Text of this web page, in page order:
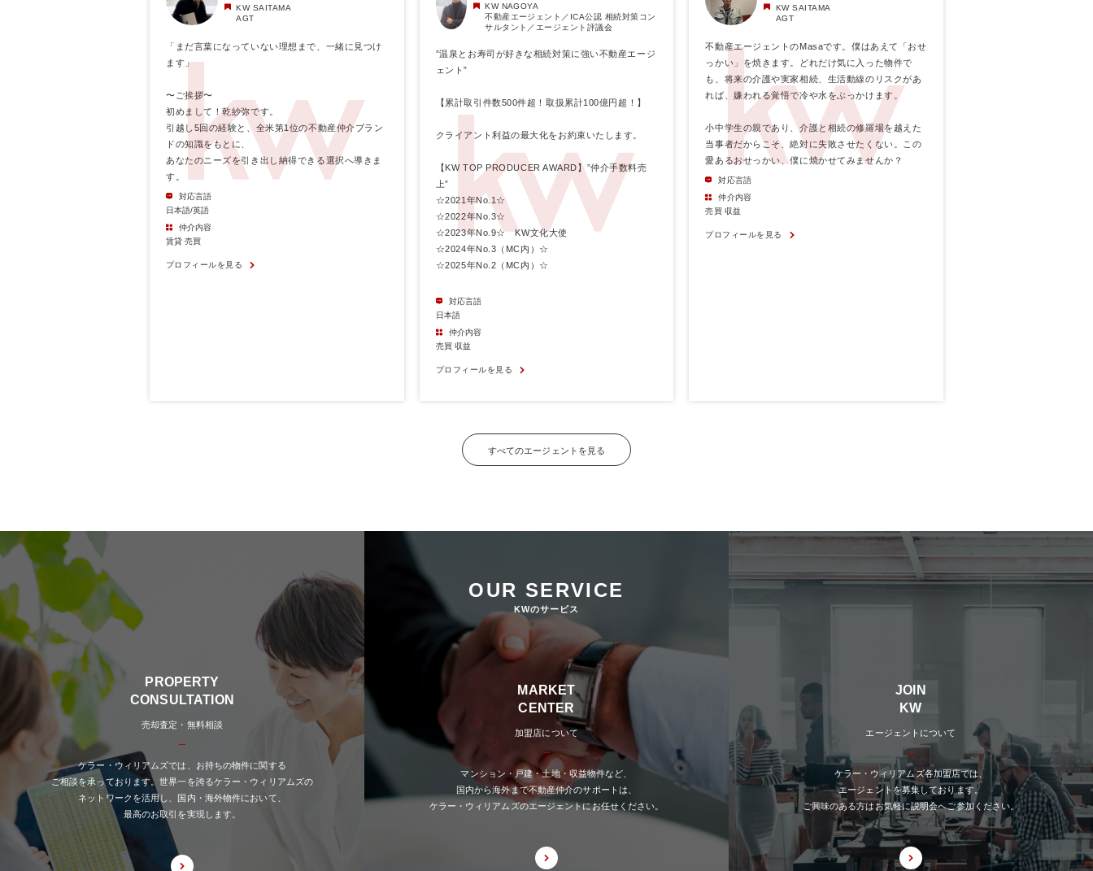
KW SAITAMA
AGT
「まだ言葉になっていない理想まで、一緒に見つけ
ます」
〜ご挨拶〜
初めまして！乾紗弥です。
引越し5回の経験と、全米第1位の不動産仲介ブラン
ドの知識をもとに、
あなたのニーズを引き出し納得できる選択へ導きま
す。
対応言語
日本語/英語
仲介内容
賃貸 売買
プロフィールを見る
KW NAGOYA
不動産エージェント／ICA公認 相続対策コン
サルタント／エージェント評議会
”温泉とお寿司が好きな相続対策に強い不動産エージ
ェント”
【累計取引件数500件超！取扱累計100億円超！】
クライアント利益の最大化をお約束いたします。
【KW TOP PRODUCER AWARD】”仲介手数料売
上”
☆2021年No.1☆
☆2022年No.3☆
☆2023年No.9☆ KW文化大使
☆2024年No.3（MC内）☆
☆2025年No.2（MC内）☆
対応言語
日本語
仲介内容
売買 収益
プロフィールを見る
KW SAITAMA
AGT
不動産エージェントのMasaです。僕はあえて「おせ
っかい」を焼きます。どれだけ気に入った物件で
も、将来の介護や実家相続、生活動線のリスクがあ
れば、嫌われる覚悟で冷や水をぶっかけます。
小中学生の親であり、介護と相続の修羅場を越えた
当事者だからこそ、絶対に失敗させたくない。この
愛あるおせっかい、僕に焼かせてみませんか？
対応言語
仲介内容
売買 収益
プロフィールを見る
すべてのエージェントを見る
OUR SERVICE
KWのサービス
PROPERTY
CONSULTATION
売却査定・無料相談
ケラー・ウィリアムズでは、お持ちの物件に関する
ご相談を承っております。世界一を誇るケラー・ウィリアムズの
ネットワークを活用し、国内・海外物件において、
最高のお取引を実現します。
MARKET
CENTER
加盟店について
マンション・戸建・土地・収益物件など、
国内から海外まで不動産仲介のサポートは、
ケラー・ウィリアムズのエージェントにお任せください。
JOIN
KW
エージェントについて
ケラー・ウィリアムズ各加盟店では、
エージェントを募集しております。
ご興味のある方はお気軽に説明会へご参加ください。